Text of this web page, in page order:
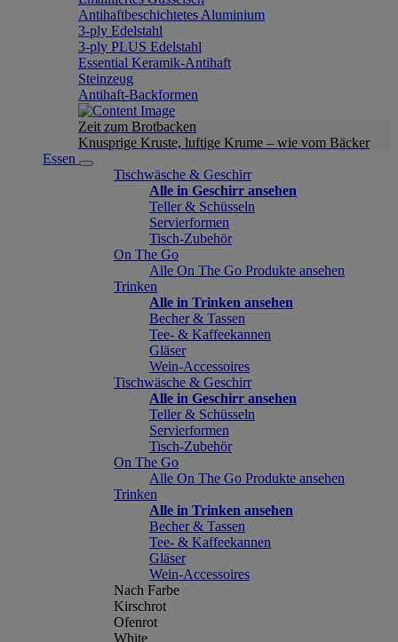
Antihaftbeschichtetes Aluminium
3-ply Edelstahl
3-ply PLUS Edelstahl
Essential Keramik-Antihaft
Steinzeug
Antihaft-Backformen
Zeit zum Brotbacken
Knusprige Kruste, luftige Krume – wie vom Bäcker
Essen
Tischwäsche & Geschirr
Alle in Geschirr ansehen
Teller & Schüsseln
Servierformen
Tisch-Zubehör
On The Go
Alle On The Go Produkte ansehen
Trinken
Alle in Trinken ansehen
Becher & Tassen
Tee- & Kaffeekannen
Gläser
Wein-Accessoires
Tischwäsche & Geschirr
Alle in Geschirr ansehen
Teller & Schüsseln
Servierformen
Tisch-Zubehör
On The Go
Alle On The Go Produkte ansehen
Trinken
Alle in Trinken ansehen
Becher & Tassen
Tee- & Kaffeekannen
Gläser
Wein-Accessoires
Nach Farbe
Kirschrot
Ofenrot
White